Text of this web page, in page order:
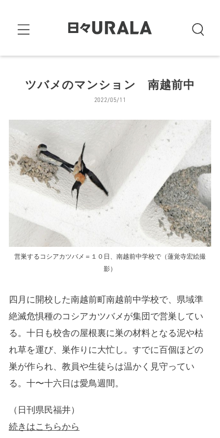
ツバメのマンション 南越前中
2022/05/11
営巣するコシアカツバメ＝１０日、南越前中学校で（蓮覚寺宏絵撮
影）
四月に開校した南越前町南越前中学校で、県域準
絶滅危惧種のコシアカツバメが集団で営巣してい
る。十日も校舎の屋根裏に巣の材料となる泥や枯
れ草を運び、巣作りに大忙し。すでに百個ほどの
巣が作られ、教員や生徒らは温かく見守ってい
る。十〜十六日は愛鳥週間。
（日刊県民福井）
続きはこちらから